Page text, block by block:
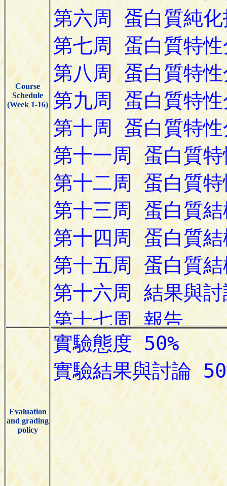
Course
Schedule
(Week 1-16)
Evaluation
and grading
policy